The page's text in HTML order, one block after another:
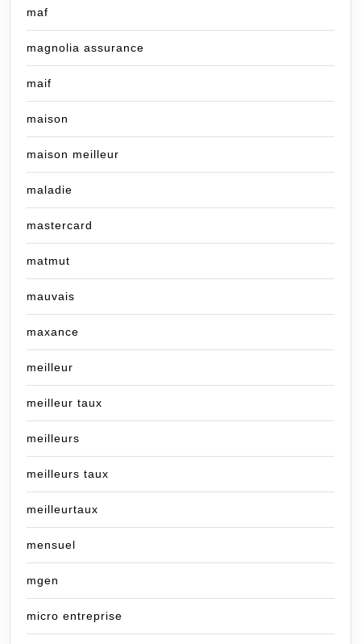
maf
magnolia assurance
maif
maison
maison meilleur
maladie
mastercard
matmut
mauvais
maxance
meilleur
meilleur taux
meilleurs
meilleurs taux
meilleurtaux
mensuel
mgen
micro entreprise